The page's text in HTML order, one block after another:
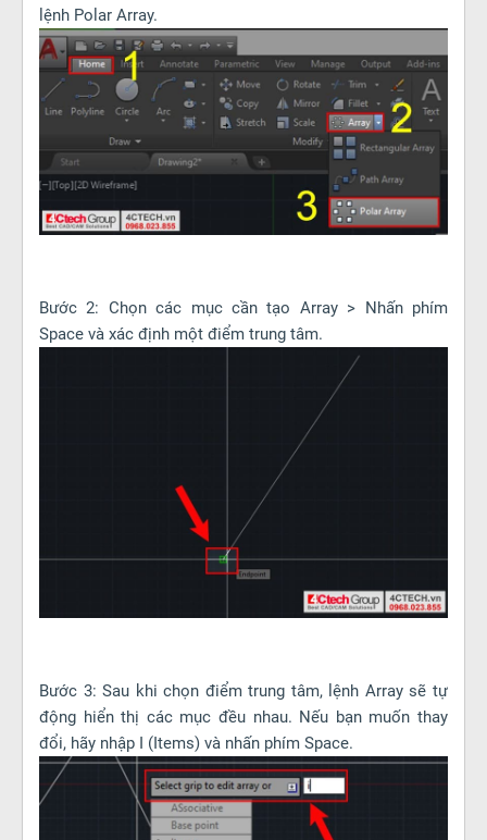
lệnh Polar Array.
Bước 2: Chọn các mục cần tạo Array > Nhấn phím
Space và xác định một điểm trung tâm.
Bước 3: Sau khi chọn điểm trung tâm, lệnh Array sẽ tự
động hiển thị các mục đều nhau. Nếu bạn muốn thay
đổi, hãy nhập I (Items) và nhấn phím Space.